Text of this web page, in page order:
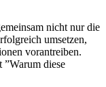
nicht nur die
umsetzen,
vorantreiben.
diese